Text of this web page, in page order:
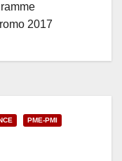
2017
PME-PMI